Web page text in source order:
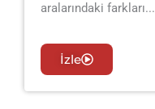
aralarındaki farkları...
İzle